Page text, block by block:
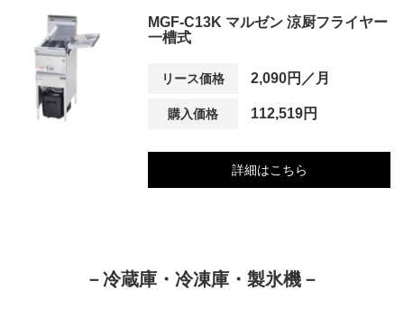
MGF-C13K マルゼン 涼厨フライヤー
一槽式
リース価格 2,090円／月
購入価格 112,519円
詳細はこちら
－冷蔵庫・冷凍庫・製氷機－